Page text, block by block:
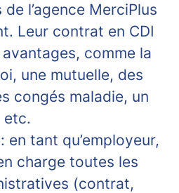
l’agence MerciPlus
Leur contrat en CDI
comme la
une mutuelle, des
congés maladie, un
etc.
en tant qu’employeur,
charge toutes les
(contrat,